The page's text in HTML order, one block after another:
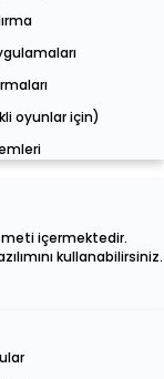
oyunlar için)
içermektedir.
kullanabilirsiniz.